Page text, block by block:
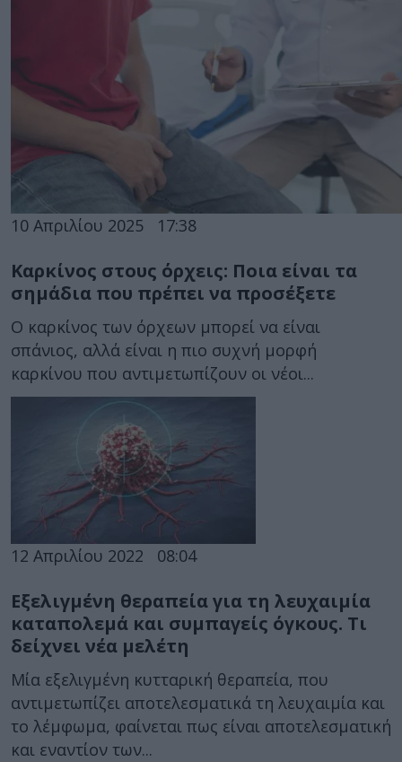
10 Απριλίου 2025 17:38
Καρκίνος στους όρχεις: Ποια είναι τα
σημάδια που πρέπει να προσέξετε
Ο καρκίνος των όρχεων μπορεί να είναι
σπάνιος, αλλά είναι η πιο συχνή μορφή
καρκίνου που αντιμετωπίζουν οι νέοι...
12 Απριλίου 2022 08:04
Εξελιγμένη θεραπεία για τη λευχαιμία
καταπολεμά και συμπαγείς όγκους. Τι
δείχνει νέα μελέτη
Μία εξελιγμένη κυτταρική θεραπεία, που
αντιμετωπίζει αποτελεσματικά τη λευχαιμία και
το λέμφωμα, φαίνεται πως είναι αποτελεσματική
και εναντίον των...